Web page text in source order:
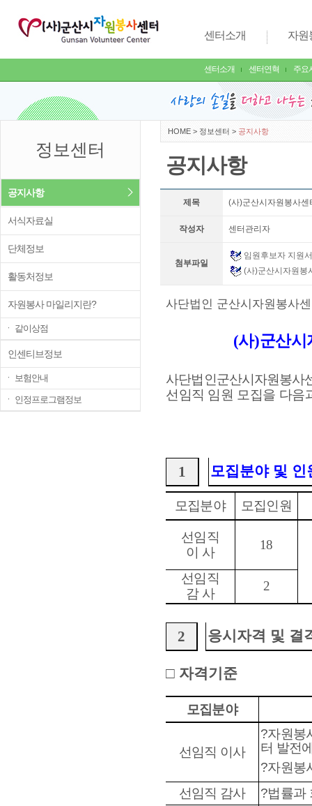
센터소개
센터소개 센터연혁 주요
자원
정보센터
공지사항
서식자료실
단체정보
활동처정보
자원봉사 마일리지란?
ㆍ 같이상점
인센티브정보
ㆍ 보험안내
ㆍ 인정프로그램정보
HOME > 정보센터 > 공지사항
공지사항
제목 (사)군산시자원봉사
작성자 센터관리자
첨부파일
임원후보자 지원
(사)군산시자원봉
사단법인 군산시자원봉사
(사)군산시
사단법인군산시 자원봉사
선임직 임원 모집을 다음
1 모집분야 및 인
모집분야 모집인원
선임직
이 사
18
선임직
감 사
2
2 응시자격 및 결
□ 자격기준
모집분야
선임직 이사
?자원봉
터 발전
?자원봉
선임직 감사
?법률과